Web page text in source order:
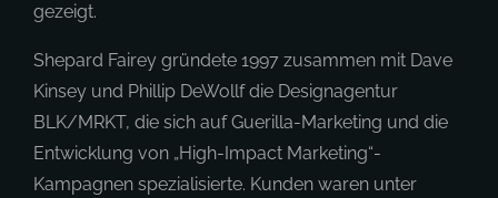
gezeigt.
Shepard Fairey gründete 1997 zusammen mit Dave
Kinsey und Phillip DeWollf die Designagentur
BLK/MRKT, die sich auf Guerilla-Marketing und die
Entwicklung von „High-Impact Marketing“-
Kampagnen spezialisierte. Kunden waren unter